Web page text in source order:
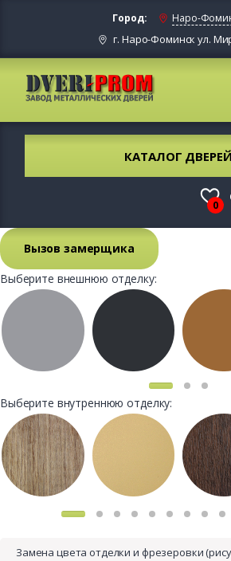
Город: Наро-
г. Наро-Фоминск ул.
КАТАЛОГ ДВЕРЕЙ
0
Вызов замерщика
Выберите внешнюю отделку:
Выберите внутреннюю отделку:
Замена цвета отделки и фрезеровки